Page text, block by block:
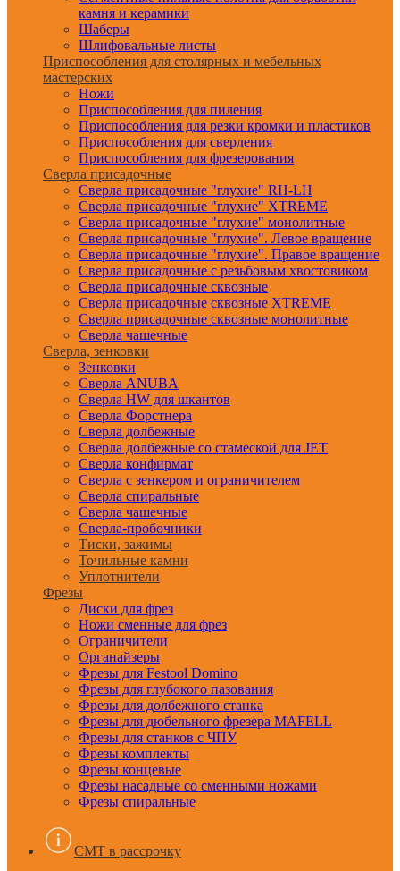
камня и керамики
Шаберы
Шлифовальные листы
Приспособления для столярных и мебельных
мастерских
Ножи
Приспособления для пиления
Приспособления для резки кромки и пластиков
Приспособления для сверления
Приспособления для фрезерования
Сверла присадочные
Сверла присадочные "глухие" RH-LH
Сверла присадочные "глухие" XTREME
Сверла присадочные "глухие" монолитные
Сверла присадочные "глухие". Левое вращение
Сверла присадочные "глухие". Правое вращение
Сверла присадочные с резьбовым хвостовиком
Сверла присадочные сквозные
Сверла присадочные сквозные XTREME
Сверла присадочные сквозные монолитные
Сверла чашечные
Сверла, зенковки
Зенковки
Сверла ANUBA
Сверла HW для шкантов
Сверла Форстнера
Сверла долбежные
Сверла долбежные со стамеской для JET
Сверла конфирмат
Сверла с зенкером и ограничителем
Сверла спиральные
Сверла чашечные
Сверла-пробочники
Тиски, зажимы
Точильные камни
Уплотнители
Фрезы
Диски для фрез
Ножи сменные для фрез
Ограничители
Органайзеры
Фрезы для Festool Domino
Фрезы для глубокого пазования
Фрезы для долбежного станка
Фрезы для дюбельного фрезера MAFELL
Фрезы для станков с ЧПУ
Фрезы комплекты
Фрезы концевые
Фрезы насадные со сменными ножами
Фрезы спиральные
CMT в рассрочку